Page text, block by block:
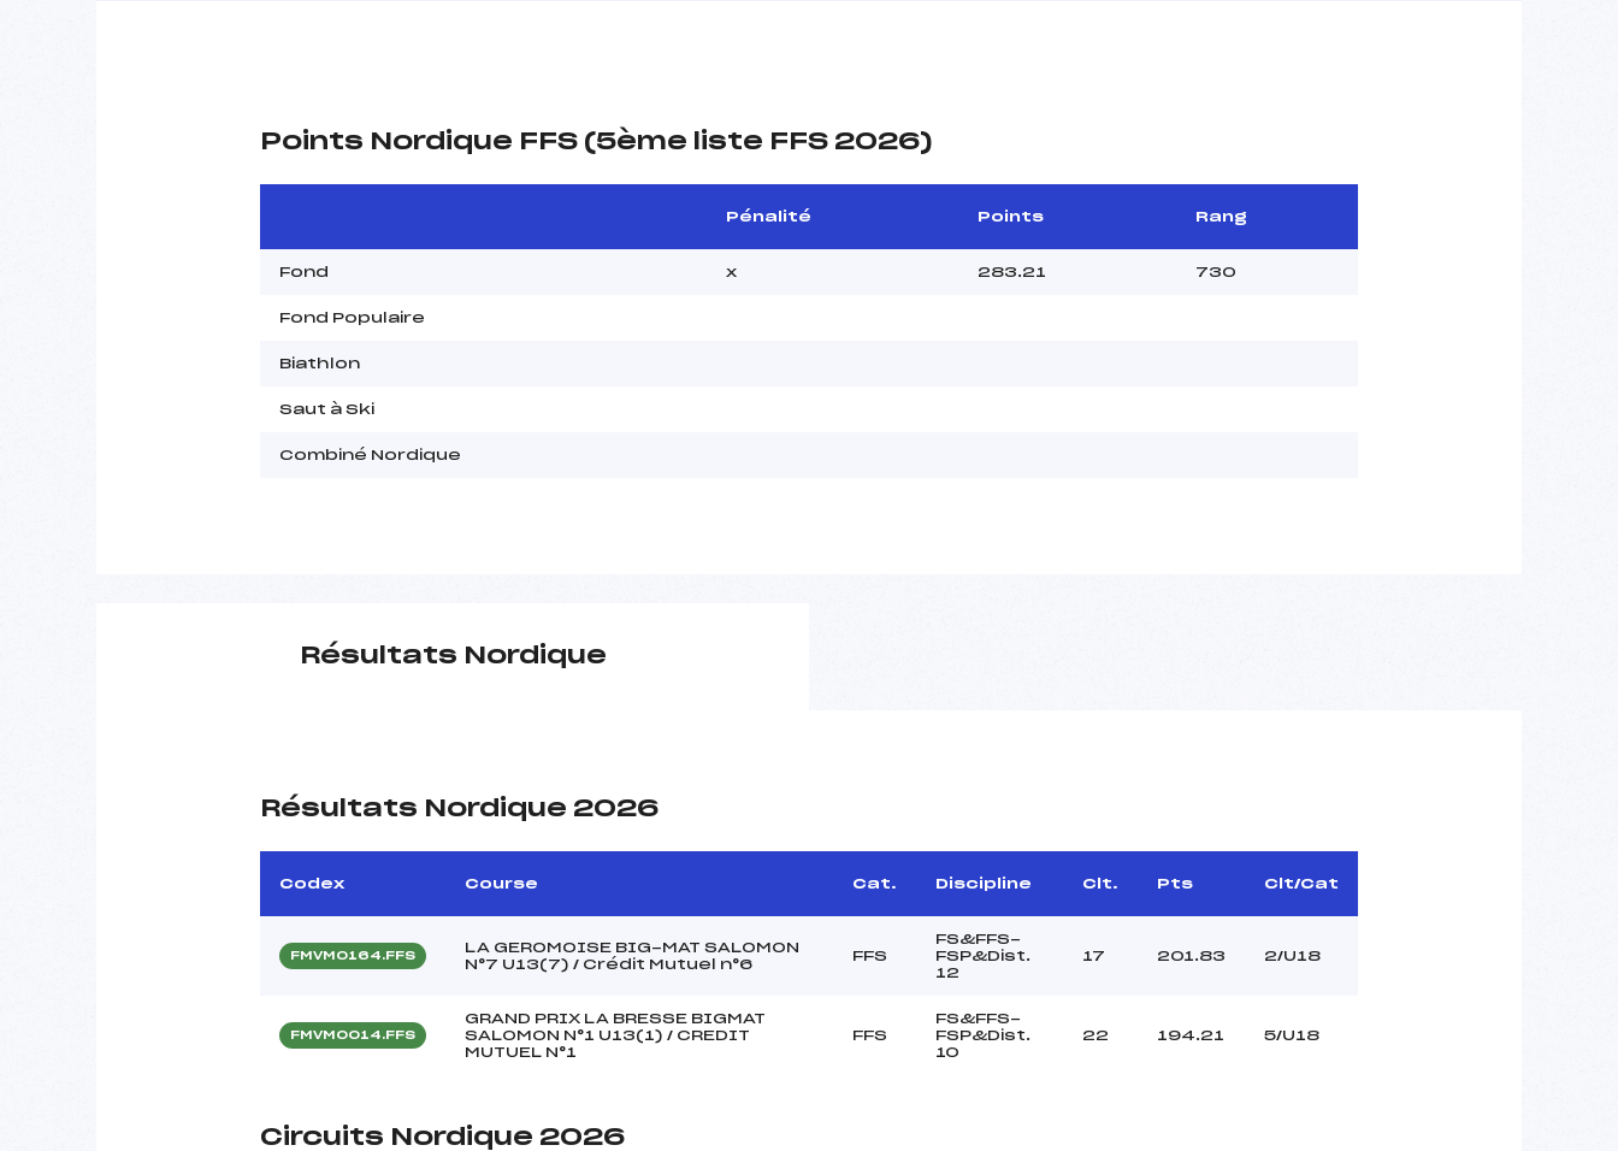
Points Nordique FFS (5ème liste FFS 2026)
Pénalité Points Rang
Fond x 283.21 730
Fond Populaire
Biathlon
Saut à Ski
Combiné Nordique
Résultats Nordique
Résultats Nordique 2026
Codex Course Cat. Discipline Clt. Pts Clt/Cat
FMVM0164.FFS
LA GEROMOISE BIG-MAT SALOMON
N°7 U13(7) / Crédit Mutuel n°6
FFS
FS&FFS-
FSP&Dist.
12
17 201.83 2/U18
FMVM0014.FFS
GRAND PRIX LA BRESSE BIGMAT
SALOMON N°1 U13(1) / CREDIT
MUTUEL N°1
FFS
FS&FFS-
FSP&Dist.
10
22 194.21 5/U18
Circuits Nordique 2026